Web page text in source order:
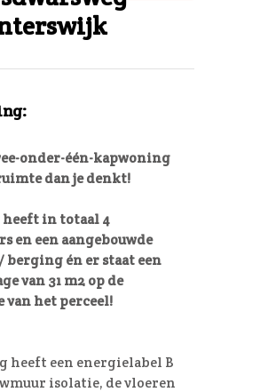
onder-één-kapwoning
dan je denkt!
heeft in totaal 4
en een aangebouwde
berging én er staat een
van 31 m2 op de
van het perceel!
heeft een energielabel B
isolatie, de vloeren